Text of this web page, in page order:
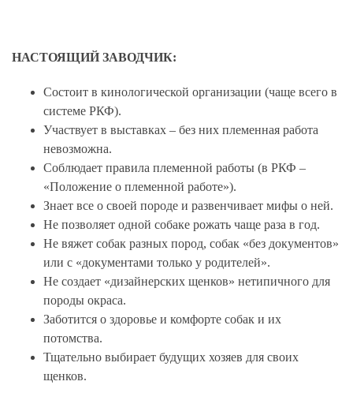
НАСТОЯЩИЙ ЗАВОДЧИК:
Состоит в кинологической организации (чаще всего в
системе РКФ).
Участвует в выставках – без них племенная работа
невозможна.
Соблюдает правила племенной работы (в РКФ –
«Положение о племенной работе»).
Знает все о своей породе и развенчивает мифы о ней.
Не позволяет одной собаке рожать чаще раза в год.
Не вяжет собак разных пород, собак «без документов»
или с «документами только у родителей».
Не создает «дизайнерских щенков» нетипичного для
породы окраса.
Заботится о здоровье и комфорте собак и их
потомства.
Тщательно выбирает будущих хозяев для своих
щенков.